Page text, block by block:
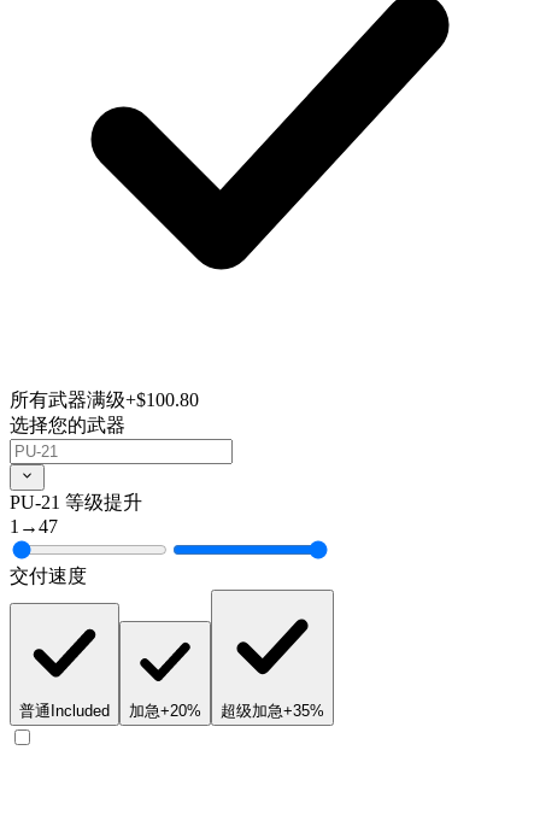
所有武器满级+$100.80
选择您的武器
PU-21 等级提升
1 →47
交付速度
普通 Included 加急+20% 超级加急+35%